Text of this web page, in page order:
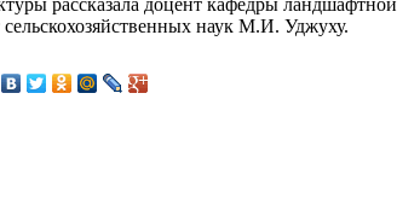
наук М.И. Уджуху.